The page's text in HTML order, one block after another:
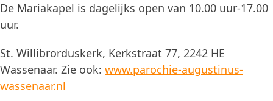
De Mariakapel is dagelijks open van 10.00 uur-17.00
uur.
St. Willibrorduskerk, Kerkstraat 77, 2242 HE
Wassenaar. Zie ook: www.parochie-augustinus-
wassenaar.nl